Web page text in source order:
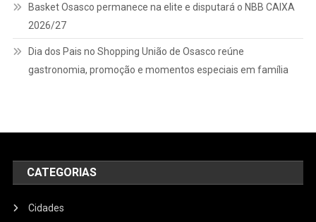
Basket Osasco permanece na elite e disputará o NBB CAIXA
2026/27
Dia dos Pais no Shopping União de Osasco reúne
gastronomia, promoção e momentos especiais em família
CATEGORIAS
Cidades